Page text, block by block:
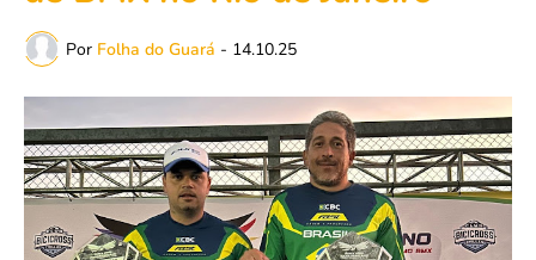
Por Folha do Guará - 14.10.25